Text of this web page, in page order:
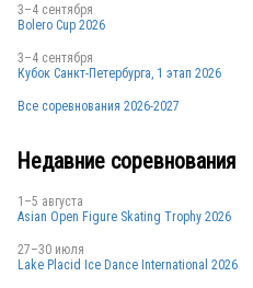
SWE
SWE
3–4 сентября
Bolero Cup 2026
3–4 сентября
Кубок Санкт-Петербурга, 1 этап 2026
Все соревнования 2026-2027
Недавние соревнования
1–5 августа
Asian Open Figure Skating Trophy 2026
27–30 июля
Lake Placid Ice Dance International 2026